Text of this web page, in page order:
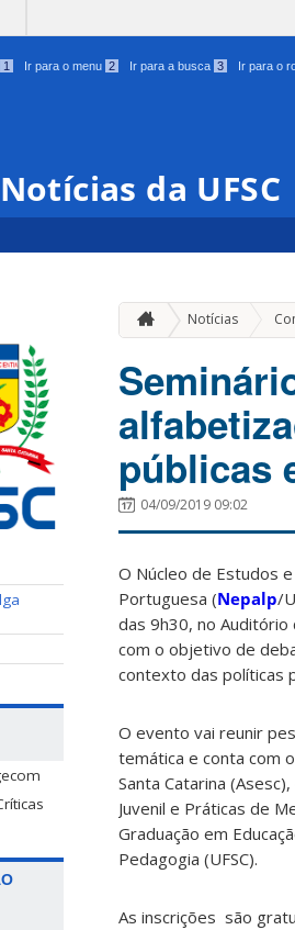
1 Ir para o menu 2 Ir para a busca 3 Ir para o
Notícias da UFSC
Notícias
públicas
04/09/2019 09:02
O Núcleo de Estudos
Portuguesa (Nepalp/
das 9h30, no Auditório
com o objetivo de
contexto das políticas
O evento vai reunir
temática e conta com
Santa Catarina
Juvenil e Práticas de
Graduação em
Pedagogia (UFSC).
As inscrições são